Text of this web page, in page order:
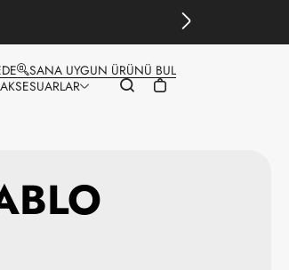
SANA UYGUN ÜRÜNÜ BUL
AKSESUARLAR